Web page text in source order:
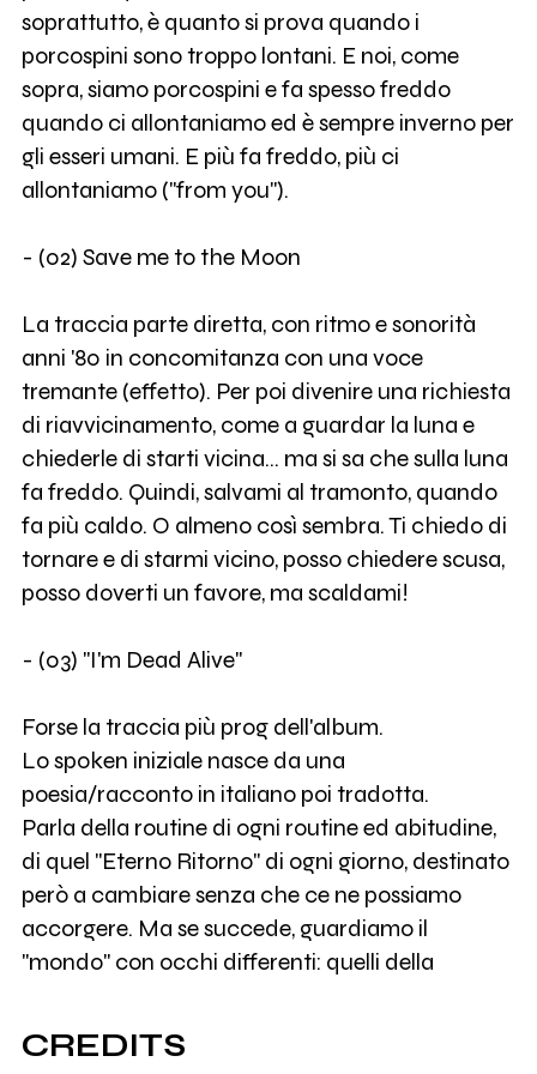
soprattutto, è quanto si prova quando i
porcospini sono troppo lontani. E noi, come
sopra, siamo porcospini e fa spesso freddo
quando ci allontaniamo ed è sempre inverno per
gli esseri umani. E più fa freddo, più ci
allontaniamo ("from you").
- (02) Save me to the Moon
La traccia parte diretta, con ritmo e sonorità
anni '80 in concomitanza con una voce
tremante (effetto). Per poi divenire una richiesta
di riavvicinamento, come a guardar la luna e
chiederle di starti vicina... ma si sa che sulla luna
fa freddo. Quindi, salvami al tramonto, quando
fa più caldo. O almeno così sembra. Ti chiedo di
tornare e di starmi vicino, posso chiedere scusa,
posso doverti un favore, ma scaldami!
- (03) "I'm Dead Alive"
Forse la traccia più prog dell'album.
Lo spoken iniziale nasce da una
poesia/racconto in italiano poi tradotta.
Parla della routine di ogni routine ed abitudine,
di quel "Eterno Ritorno" di ogni giorno, destinato
però a cambiare senza che ce ne possiamo
accorgere. Ma se succede, guardiamo il
"mondo" con occhi differenti: quelli della
Philip Dick, "Io sono morto, voi siete vivi".
Firmato: "A dead man alive" (senza riferimenti di
CREDITS